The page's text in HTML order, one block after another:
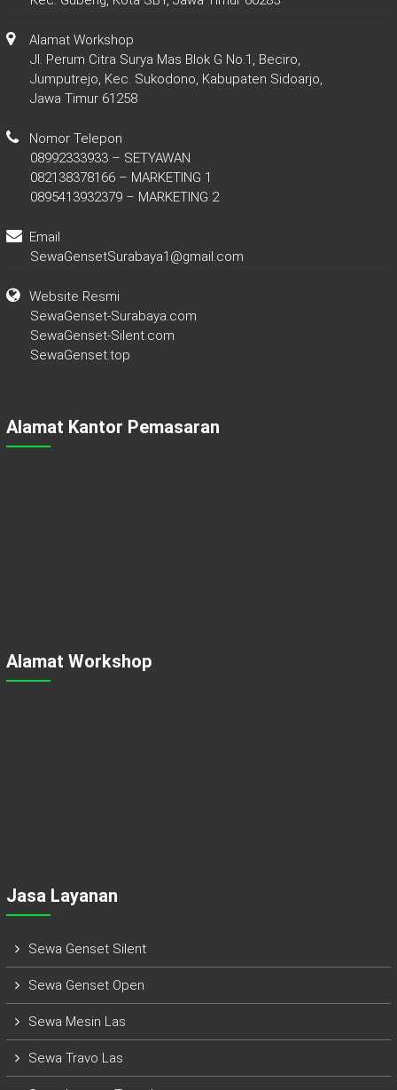
Alamat Workshop
Jl. Perum Citra Surya Mas Blok G No.1, Beciro,
Jumputrejo, Kec. Sukodono, Kabupaten Sidoarjo,
Jawa Timur 61258
Nomor Telepon
08992333933 – SETYAWAN
082138378166 – MARKETING 1
0895413932379 – MARKETING 2
Email
SewaGensetSurabaya1@gmail.com
Website Resmi
SewaGenset-Surabaya.com
SewaGenset-Silent.com
SewaGenset.top
Alamat Kantor Pemasaran
Alamat Workshop
Jasa Layanan
Sewa Genset Silent
Sewa Genset Open
Sewa Mesin Las
Sewa Travo Las